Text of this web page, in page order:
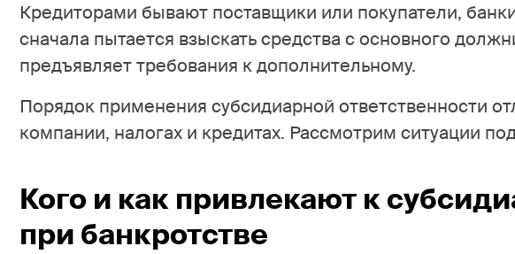
Кредиторами бывают поставщики или покупатели,
сначала пытается взыскать средства с основного
предъявляет требования к дополнительному.
Порядок применения субсидиарной ответственности
компании, налогах и кредитах. Рассмотрим ситуации
Кого и как привлекают к
при банкротстве